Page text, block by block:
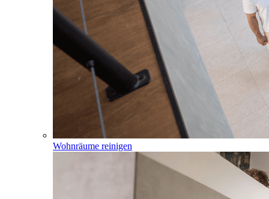
Wohnräume reinigen